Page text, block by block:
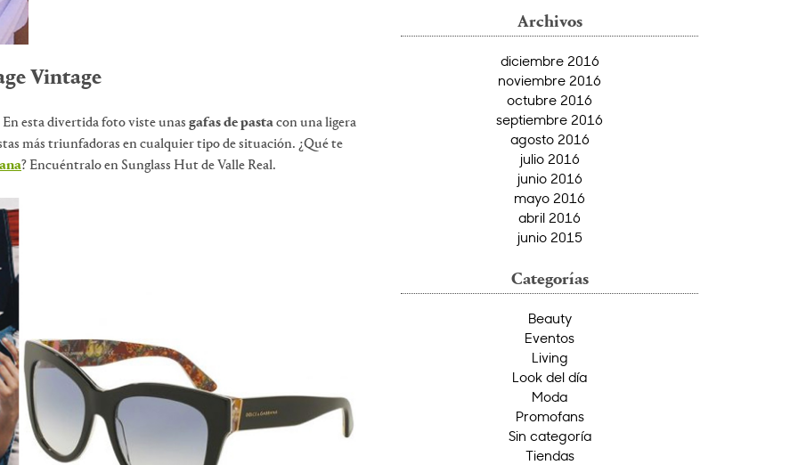
Vintage
En esta divertida foto viste unas gafas de pastacon una ligera
más triunfadoras en cualquier tipo de situación. ¿Qué te
? Encuéntralo en Sunglass Hut de Valle Real.
Archivos
diciembre 2016
noviembre 2016
octubre 2016
septiembre 2016
agosto 2016
julio 2016
junio 2016
mayo 2016
abril 2016
junio 2015
Categorías
Beauty
Eventos
Living
Look del día
Moda
Promofans
Sin categoría
Tiendas